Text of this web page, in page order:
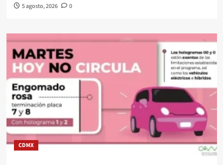
5 agosto, 2026 0
CDMX